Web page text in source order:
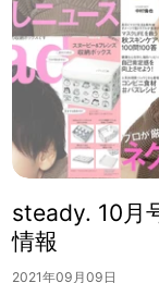
steady. 10月
情報
2021年09月09日